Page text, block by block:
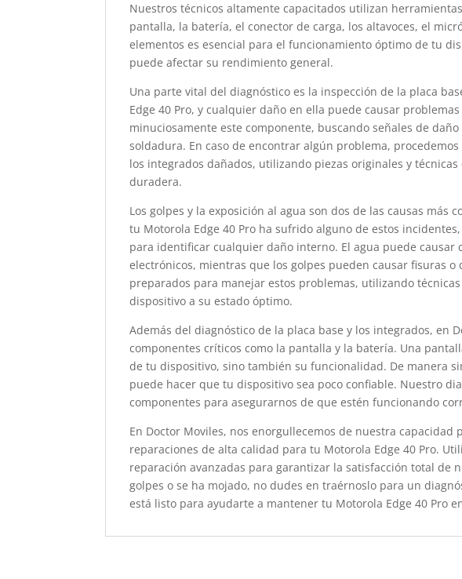
Nuestros técnicos altamente capacitados utilizan
pantalla, la batería, el conector de carga, los altavoces, el
elementos es esencial para el funcionamiento óptimo de tu
puede afectar su rendimiento general.
Una parte vital del diagnóstico es la inspección de la placa
Edge 40 Pro, y cualquier daño en ella puede causar
minuciosamente este componente, buscando señales de
soldadura. En caso de encontrar algún problema,
los integrados dañados, utilizando piezas originales y
duradera.
Los golpes y la exposición al agua son dos de las causas más
tu Motorola Edge 40 Pro ha sufrido alguno de estos
para identificar cualquier daño interno. El agua puede causar
electrónicos, mientras que los golpes pueden causar fisuras o
preparados para manejar estos problemas, utilizando
dispositivo a su estado óptimo.
Además del diagnóstico de la placa base y los integrados, en
componentes críticos como la pantalla y la batería. Una
de tu dispositivo, sino también su funcionalidad. De manera
puede hacer que tu dispositivo sea poco confiable. Nuestro
componentes para asegurarnos de que estén funcionando
En Doctor Moviles, nos enorgullecemos de nuestra
reparaciones de alta calidad para tu Motorola Edge 40 Pro.
reparación avanzadas para garantizar la satisfacción total de
golpes o se ha mojado, no dudes en traérnoslo para un
está listo para ayudarte a mantener tu Motorola Edge 40 Pro